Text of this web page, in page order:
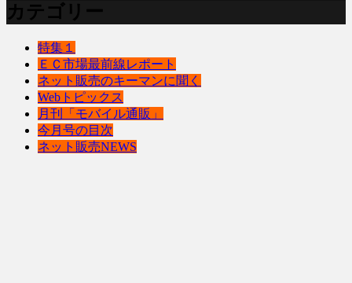
カテゴリー
特集１
ＥＣ市場最前線レポート
ネット販売のキーマンに聞く
Webトピックス
月刊「モバイル通販」
今月号の目次
ネット販売NEWS